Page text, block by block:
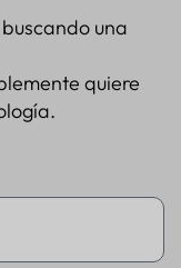
una
quiere